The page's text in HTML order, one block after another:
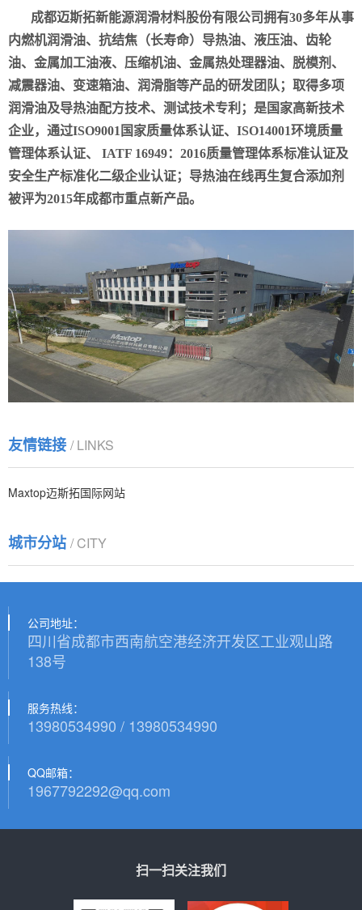
很多人觉得超低温液压油只要“冬天不冻”就行，但寒
区工况下设备常出冷启动难、油膜变...
水-乙二醇型难燃液压液HFC
迈斯拓水-乙二醇型难燃液压液配方是以二甘醇为主
要乙二醇成分。不含简单的单乙二醇。...
见了这么多年的液压设备，我看透了：...
十台坏设备里，有七台是因为“没把液压油当回事”
99% 的人不知道！液压系统维护中...
四川成都迈斯拓高温合成导热油：工业...
随着工业化建设的需要，高温合成导热油市场需求
逐步扩大，合成导热油作为一种优良的传...
成都迈斯拓新能源润滑材料股份有限公司拥有30多年从事
内燃机润滑油、抗结焦（长寿命）导热油、液压油、齿轮
油、金属加工油液、压缩机油、金属热处理器油、脱模剂、
减震器油、变速箱油、润滑脂等产品的研发团队；取得多项
润滑油及导热油配方技术、测试技术专利；是国家高新技术
企业，通过ISO9001国家质量体系认证、ISO14001环境质量
管理体系认证、 IATF 16949：2016质量管理体系标准认证及
安全生产标准化二级企业认证；导热油在线再生复合添加剂
被评为2015年成都市重点新产品。
友情链接 / LINKS
Maxtop迈斯拓国际网站
城市分站 / CITY
公司地址：
四川省成都市西南航空港经济开发区工业观山路
138号
服务热线：
13980534990 / 13980534990
QQ邮箱：
1967792292@qq.com
扫一扫关注我们